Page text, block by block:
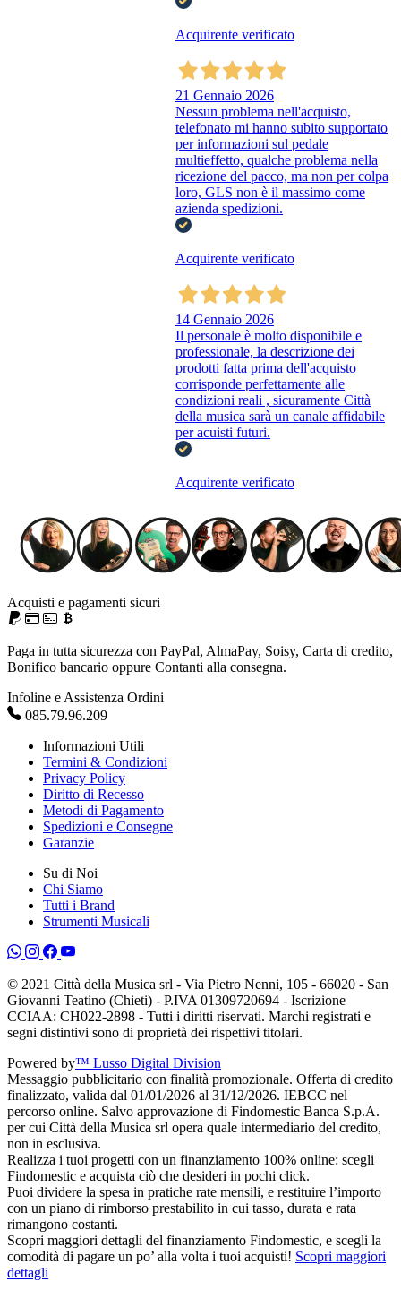
Acquirente verificato
21 Gennaio 2026
Nessun problema nell'acquisto,
telefonato mi hanno subito supportato
per informazioni sul pedale
multieffetto, qualche problema nella
ricezione del pacco, ma non per colpa
loro, GLS non è il massimo come
azienda spedizioni.
Acquirente verificato
14 Gennaio 2026
Il personale è molto disponibile e
professionale, la descrizione dei
prodotti fatta prima dell'acquisto
corrisponde perfettamente alle
condizioni reali , sicuramente Città
della musica sarà un canale affidabile
per acuisti futuri.
Acquirente verificato
Acquisti e pagamenti sicuri
Paga in tutta sicurezza con PayPal, AlmaPay, Soisy, Carta di credito,
Bonifico bancario oppure Contanti alla consegna.
Infoline e Assistenza Ordini
085.79.96.209
Informazioni Utili
Termini & Condizioni
Privacy Policy
Diritto di Recesso
Metodi di Pagamento
Spedizioni e Consegne
Garanzie
Su di Noi
Chi Siamo
Tutti i Brand
Strumenti Musicali
© 2021 Città della Musica srl - Via Pietro Nenni, 105 - 66020 - San
Giovanni Teatino (Chieti) - P.IVA 01309720694 - Iscrizione
CCIAA: CH022-2898 - Tutti i diritti riservati. Marchi registrati e
segni distintivi sono di proprietà dei rispettivi titolari.
Powered by™ Lusso Digital Division
Messaggio pubblicitario con finalità promozionale. Offerta di credito
finalizzato, valida dal 01/01/2026 al 31/12/2026. IEBCC nel
percorso online. Salvo approvazione di Findomestic Banca S.p.A.
per cui Città della Musica srl opera quale intermediario del credito,
non in esclusiva.
Realizza i tuoi progetti con un finanziamento 100% online: scegli
Findomestic e acquista ciò che desideri in pochi click.
Puoi dividere la spesa in pratiche rate mensili, e restituire l’importo
con un piano di rimborso prestabilito in cui tasso, durata e rata
rimangono costanti.
Scopri maggiori dettagli del finanziamento Findomestic, e scegli la
comodità di pagare un po’ alla volta i tuoi acquisti! Scopri maggiori
dettagli